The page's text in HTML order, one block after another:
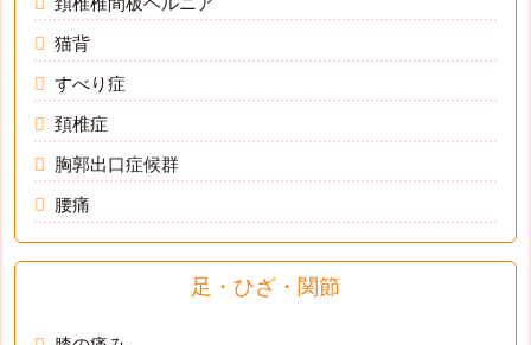
猫背
すべり症
頚椎症
胸郭出口症候群
腰痛
足・ひざ・関節